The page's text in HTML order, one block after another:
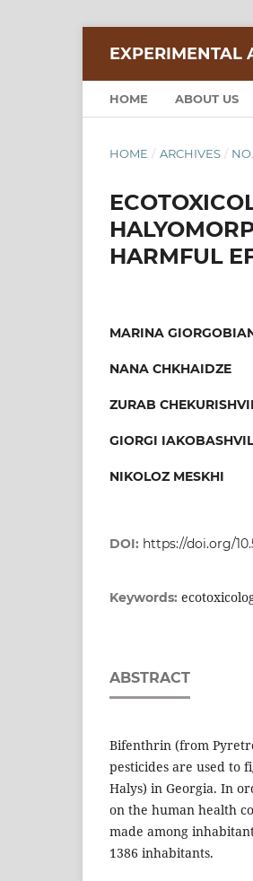
EXPERIMENTAL
HOME ABOUT US
HOME / ARCHIVES /
HARMFUL
MARINA
NANA CHKHAIDZE
ZURAB
GIORGI
NIKOLOZ MESKHI
DOI: https://doi.org/
Keywords:
ABSTRACT
Bifenthrin (from
pesticides are used to
Halys) in Georgia. In
on the human health
made among
1386 inhabitants.